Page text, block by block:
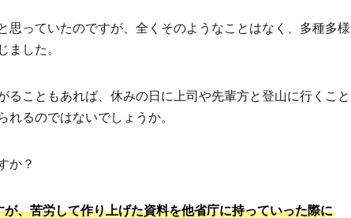
思っていたのですが、全くそのようなことはなく、多種多様
ました。
こともあれば、休みの日に上司や先輩方と登山に行くこと
れるのではないでしょうか。
か？
、苦労して作り上げた資料を他省庁に持っていった際に